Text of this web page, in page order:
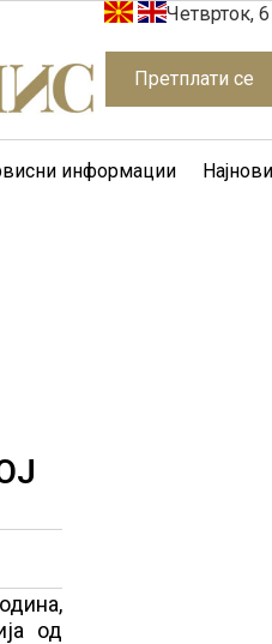
Четврток,
Претплати се
информации
од